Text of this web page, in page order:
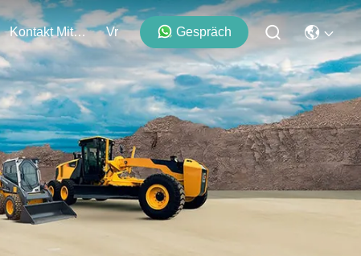
Kontakt Mit Uns Vr Gespräch